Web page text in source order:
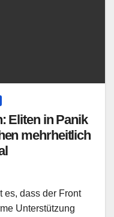
Eliten in Panik
mehrheitlich
es, dass der Front
Unterstützung